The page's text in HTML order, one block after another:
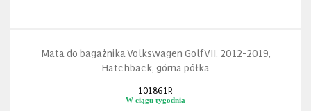
Mata do bagażnika Volkswagen Golf VII, 2012-2019,
Hatchback, górna półka
101861R
W ciągu tygodnia